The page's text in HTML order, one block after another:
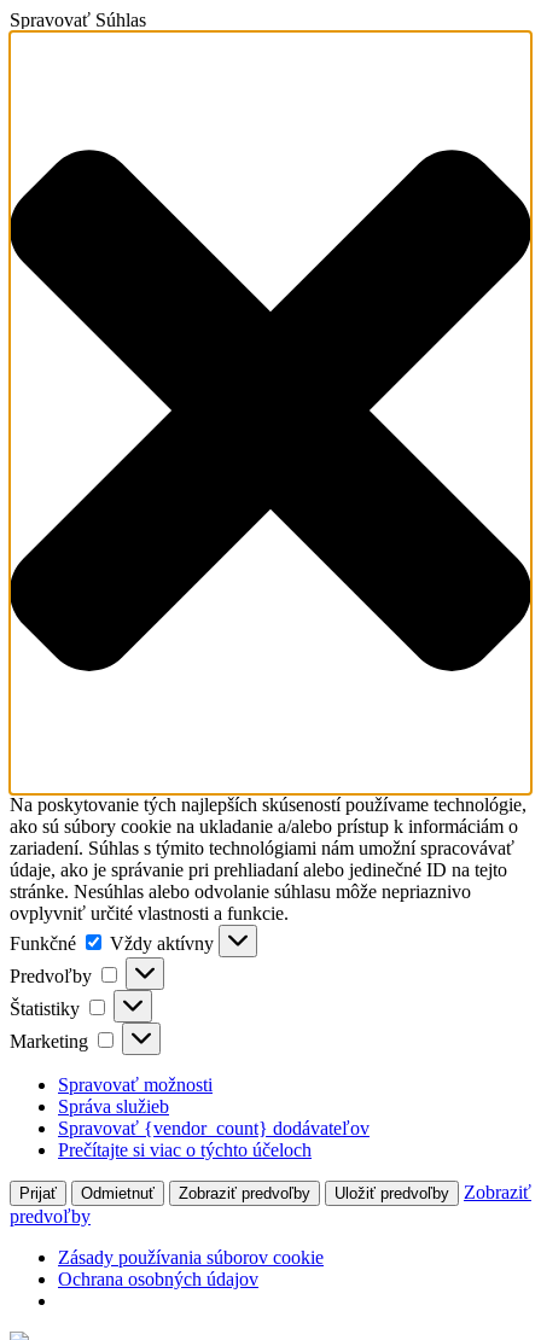
Spravovať Súhlas
Na poskytovanie tých najlepších skúseností používame technológie,
ako sú súbory cookie na ukladanie a/alebo prístup k informáciám o
zariadení. Súhlas s týmito technológiami nám umožní spracovávať
údaje, ako je správanie pri prehliadaní alebo jedinečné ID na tejto
stránke. Nesúhlas alebo odvolanie súhlasu môže nepriaznivo
ovplyvniť určité vlastnosti a funkcie.
Funkčné
Funkčné
Vždy aktívny
Predvoľby
Predvoľby
Štatistiky Štatistiky
Marketing Marketing
Spravovať možnosti
Správa služieb
Spravovať {vendor_count} dodávateľov
Prečítajte si viac o týchto účeloch
Prijať Odmietnuť Zobraziť predvoľby Uložiť predvoľby
Zobraziť
predvoľby
Zásady používania súborov cookie
Ochrana osobných údajov